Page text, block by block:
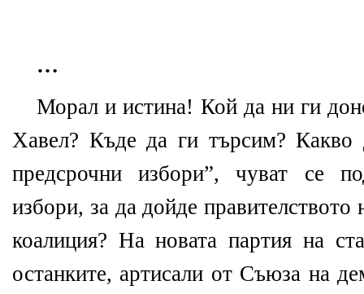
…
Морал и истина! Кой да ни ги
Хавел? Къде да ги търсим?
предсрочни избори”, чуват се
избори, за да дойде правителството
коалиция? На новата партия на
останките, артисали от Съюза на